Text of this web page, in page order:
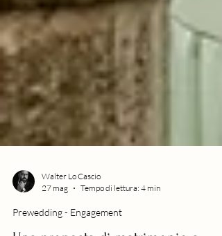
Walter Lo Cascio
27 mag
Tempo di lettura: 4 min